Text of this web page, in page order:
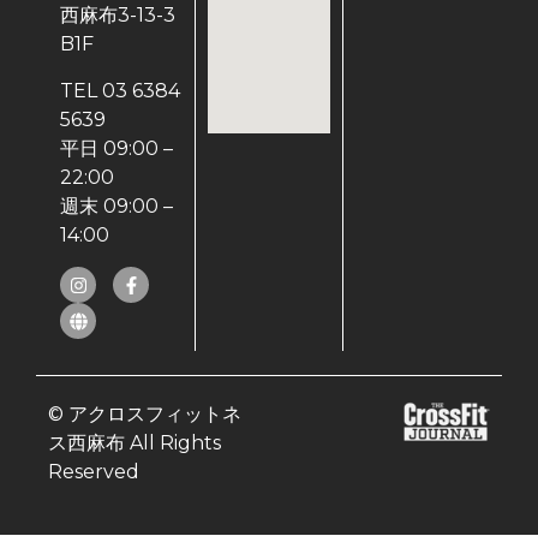
西麻布3-13-3
B1F
TEL 03 6384
5639
平日 09:00 –
22:00
週末 09:00 –
14:00
© アクロスフィットネ
ス西麻布 All Rights
Reserved